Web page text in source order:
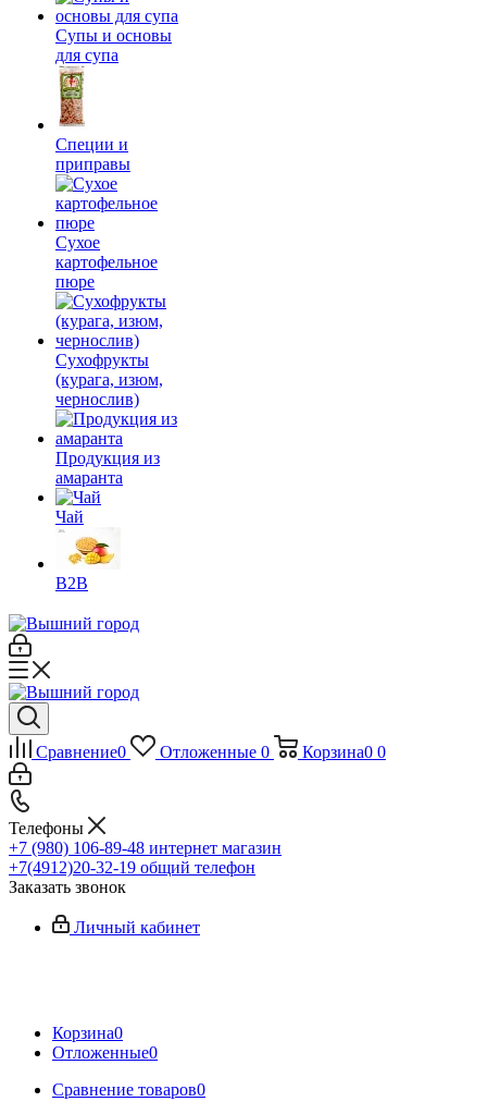
Супы и основы
для супа
Специи и
приправы
Сухое
картофельное
пюре
Сухофрукты
(курага, изюм,
чернослив)
Продукция из
амаранта
Чай
B2B
Сравнение0 Отложенные 0 Корзина0 0
Телефоны
+7 (980) 106-89-48 интернет магазин
+7(4912)20-32-19 общий телефон
Заказать звонок
Личный кабинет
Корзина0
Отложенные0
Сравнение товаров0